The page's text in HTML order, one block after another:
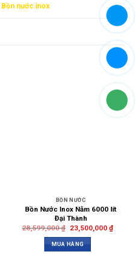
Bồn nước inox
BỒN NƯỚC
Bồn Nước Inox Nằm 6000 lít
Đại Thành
28,599,000₫ 23,500,000 ₫
MUA HÀNG